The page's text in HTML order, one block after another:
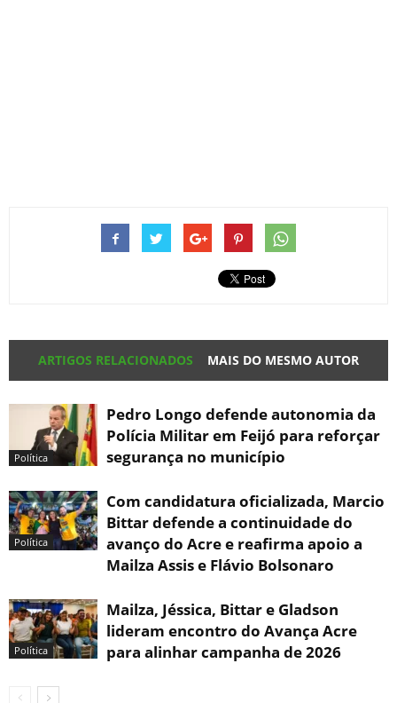
ARTIGOS RELACIONADOS MAIS DO MESMO AUTOR
Política
Pedro Longo defende autonomia da
Polícia Militar em Feijó para reforçar
segurança no município
Política
Com candidatura oficializada, Marcio
Bittar defende a continuidade do
avanço do Acre e reafirma apoio a
Mailza Assis e Flávio Bolsonaro
Política
Mailza, Jéssica, Bittar e Gladson
lideram encontro do Avança Acre
para alinhar campanha de 2026